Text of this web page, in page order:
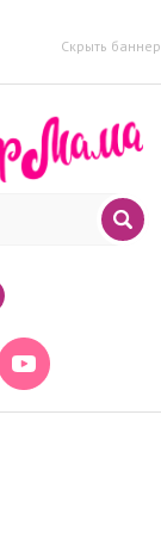
Скрыть баннер